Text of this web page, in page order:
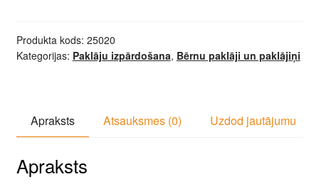
Produkta kods: 25020
Kategorijas: Paklāju izpārdošana, Bērnu paklāji un paklājiņi
Apraksts Atsauksmes (0) Uzdod jautājumu
Apraksts